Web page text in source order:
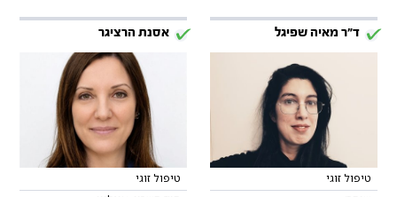
ד"ר מאיה שפיגל
טיפול זוגי
אסנת הרציגר
טיפול זוגי